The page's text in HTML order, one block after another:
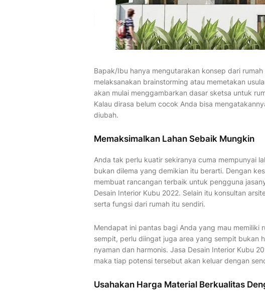
Bapak/Ibu hanya mengutarakan konsep dari
melaksanakan brainstorming atau memetakan
akan mulai menggambarkan dasar sketsa untuk
Kalau dirasa belum cocok Anda bisa
diubah.
Memaksimalkan Lahan Sebaik Mungkin
Anda tak perlu kuatir sekiranya cuma mempunyai
bukan dilema yang demikian itu berarti. Dengan
membuat rancangan terbaik untuk pengguna
Desain Interior Kubu 2022. Selain itu konsultan
serta fungsi dari rumah itu sendiri.
Mendapat ini pantas bagi Anda yang mau memiliki
sempit, perlu diingat juga area yang sempit bukan
nyaman dan harmonis. Jasa Desain Interior Kubu
maka tiap potensi tersebut akan keluar dengan
Usahakan Harga Material Berkualitas